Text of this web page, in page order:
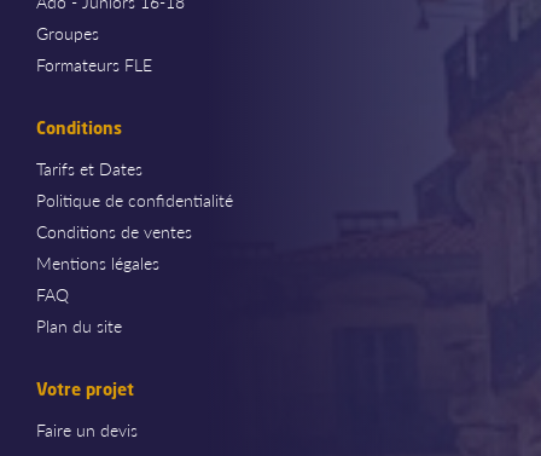
Groupes
Formateurs FLE
Conditions
Tarifs et Dates
Politique de confidentialité
Conditions de ventes
Mentions légales
FAQ
Plan du site
Votre projet
Faire un devis